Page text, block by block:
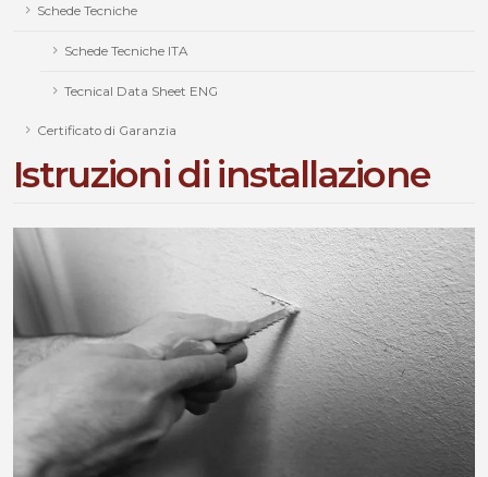
Schede Tecniche
Schede Tecniche ITA
Tecnical Data Sheet ENG
Certificato di Garanzia
Istruzioni di installazione